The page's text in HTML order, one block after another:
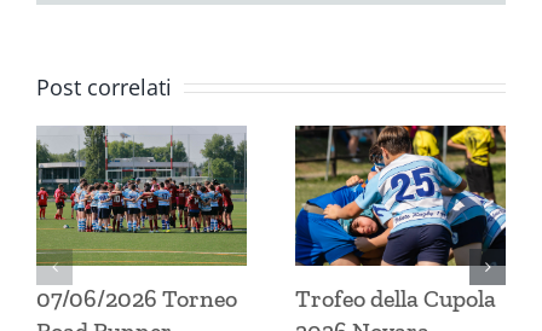
Post correlati
07/06/2026 Torneo
Trofeo della Cupola